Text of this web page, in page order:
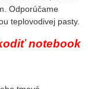
Odporúčame
teplovodivej pasty.
notebook